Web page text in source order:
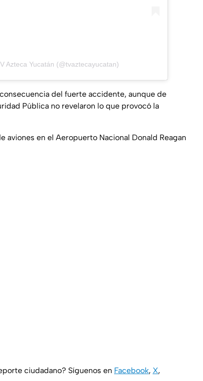
Azteca Yucatán (@tvaztecayucatan)
del fuerte accidente, aunque de
Pública no revelaron lo que provocó la
aviones en el Aeropuerto Nacional Donald Reagan
ciudadano? Síguenos en Facebook, X,